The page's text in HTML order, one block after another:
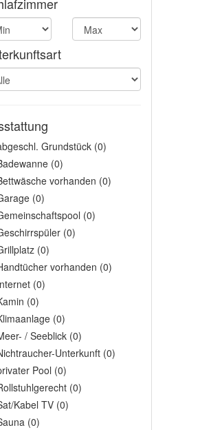
Grundstück (0)
(0)
vorhanden (0)
(0)
(0)
(0)
(0)
vorhanden (0)
(0)
(0)
(0)
/ Seeblick (0)
Unterkunft (0)
Pool (0)
(0)
Kabel TV (0)
(0)